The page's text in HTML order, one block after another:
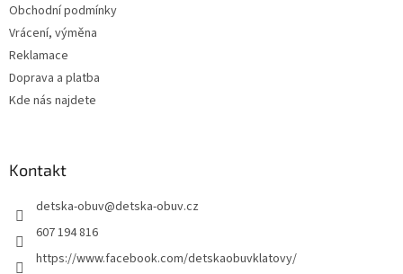
Obchodní podmínky
Vrácení, výměna
Reklamace
Doprava a platba
Kde nás najdete
Kontakt
detska-obuv@detska-obuv.cz
607 194 816
https://www.facebook.com/detskaobuvklatovy/